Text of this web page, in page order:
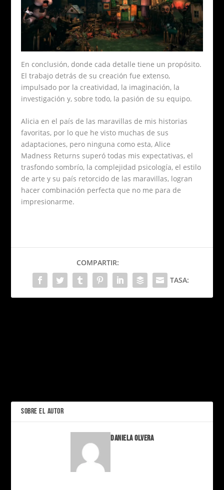
En conclusión, donde cada detalle tiene un propósito.
El trabajo detrás de su creación fue extenso,
impulsado por la creatividad, la imaginación, la
investigación y, sobre todo, la pasión de su equipo.
Alicia en el país de las maravillas de mis historias
favoritas, por lo que he visto muchas de sus
adaptaciones, pero ninguna como esta, Alice
Madness Returns superó todas mis expectativas, el
trasfondo sombrío, la complejidad psicología, el estilo
de arte y su país retorcido de las maravillas, logran
hacer combinación perfecta que no me para de
impresionarme.
COMPARTIR:
TASA:
SOBRE EL AUTOR
Daniela Olvera